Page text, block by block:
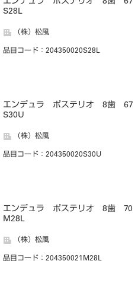
エンデュラ ポステリオ 8歯 67
S28L
（株）松風
品目コード ：204350020S28L
エンデュラ ポステリオ 8歯 67
S30U
（株）松風
品目コード ：204350020S30U
エンデュラ ポステリオ 8歯 70
M28L
（株）松風
品目コード ：204350021M28L